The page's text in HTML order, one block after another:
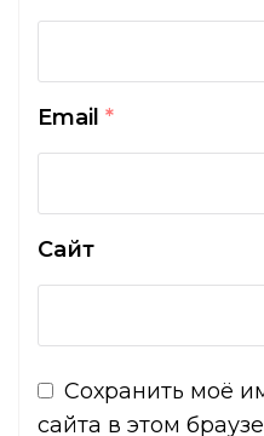
Email *
Сайт
Сохранить моё
сайта в этом